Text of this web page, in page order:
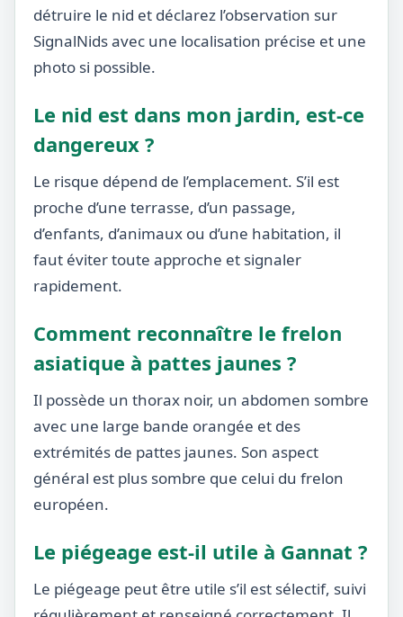
détruire le nid et déclarez l’observation sur
SignalNids avec une localisation précise et une
photo si possible.
Le nid est dans mon jardin, est-ce
dangereux ?
Le risque dépend de l’emplacement. S’il est
proche d’une terrasse, d’un passage,
d’enfants, d’animaux ou d’une habitation, il
faut éviter toute approche et signaler
rapidement.
Comment reconnaître le frelon
asiatique à pattes jaunes ?
Il possède un thorax noir, un abdomen sombre
avec une large bande orangée et des
extrémités de pattes jaunes. Son aspect
général est plus sombre que celui du frelon
européen.
Le piégeage est-il utile à Gannat ?
Le piégeage peut être utile s’il est sélectif, suivi